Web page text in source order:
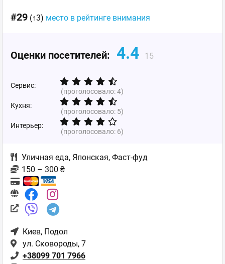
#29 (↑3) место в рейтинге внимания
Оценки посетителей: 4.4 15
Сервис:
(проголосовало:4)
Кухня:
(проголосовало: 5)
Интерьер:
(проголосовало: 6)
Уличная еда, Японская, Фаст-фуд
150 – 300 ₴
Киев, Подол
ул. Сковороды, 7
+38099 701 7966